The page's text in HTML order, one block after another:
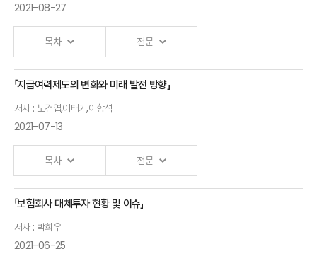
전환과
운영리스크
정광민
2021-08-27
목차 전문
재난보험
모형
송윤아
연구위원
「지급여력제도의 변화와 미래 발전 방향」
저자 : 노건엽,이태기,이항석
2021-07-13
목차 전문
개회사
「보험회사 대체투자 현황 및 이슈」
저자 : 박희우
2021-06-25